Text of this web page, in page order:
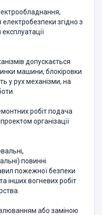
електробезпеки згідно з
допускається
машини, блокіровки
у рух механізми, на
робіт подача
організації
повинні
пожежної безпеки
інших вогневих робіт
або заміною